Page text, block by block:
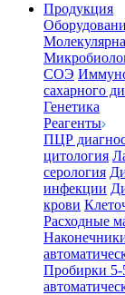
Продукция
СОЭ
сахарного
Генетика
Реагенты
ПЦР
цитология
серология
инфекции
крови
Расходные
Пробирки 5-